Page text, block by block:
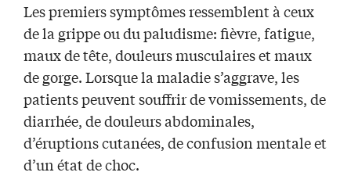
Les premiers symptômes ressemblent à ceux
de la grippe ou du paludisme: fièvre, fatigue,
maux de tête, douleurs musculaires et maux
de gorge. Lorsque la maladie s’aggrave, les
patients peuvent souffrir de vomissements, de
diarrhée, de douleurs abdominales,
d’éruptions cutanées, de confusion mentale et
d’un état de choc.